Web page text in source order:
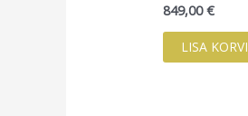
849,00€
LISA KORVI